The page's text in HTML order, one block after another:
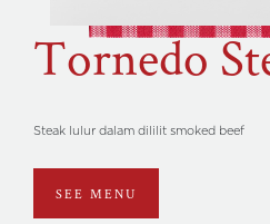
Tornedo
Steak lulur dalam dililit smoked beef
SEE MENU